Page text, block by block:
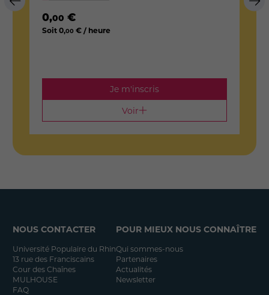
0,00 €
Soit0,00 € / heure
Je m'inscris
Voir
NOUS CONTACTER
Université Populaire du Rhin
13 rue des Franciscains
Cour des Chaînes
MULHOUSE
FAQ
POUR MIEUX NOUS CONNAÎTRE
Qui sommes-nous
Partenaires
Actualités
Newsletter